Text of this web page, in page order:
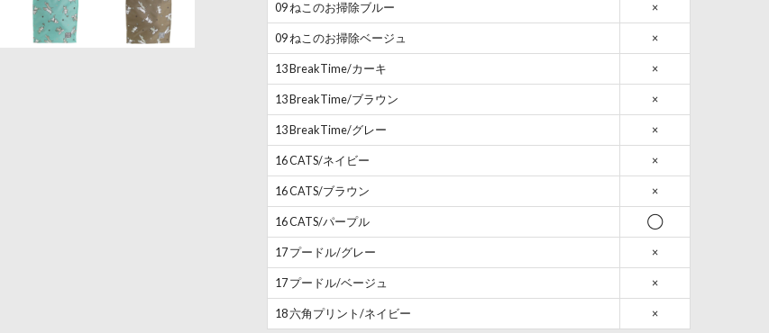
09 ねこのお掃除ブルー ×
09 ねこのお掃除ベージュ ×
13 BreakTime/カーキ ×
13 BreakTime/ブラウン ×
13 BreakTime/グレー ×
16 CATS/ネイビー ×
16 CATS/ブラウン ×
16 CATS/パープル ◯
17 プードル/グレー ×
17 プードル/ベージュ ×
18 六角プリント/ネイビー ×